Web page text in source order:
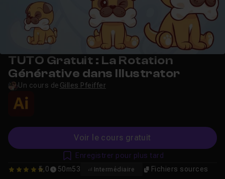
TUTO Gratuit : La Rotation
Générative dans Illustrator
Un cours de Gilles Pfeiffer
Voir le cours gratuit
5 5,0 50m53 Intermédiaire Fichiers sources
Enregistrer pour plus tard